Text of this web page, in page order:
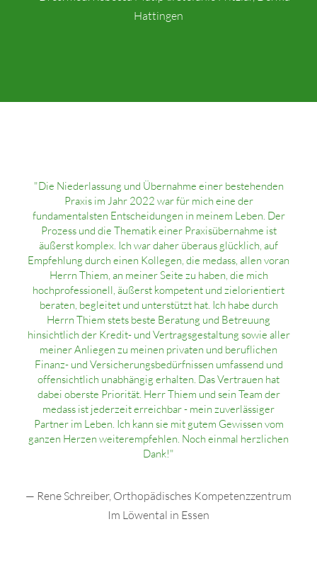
Hattingen
"Die Niederlassung und Übernahme einer bestehenden
Praxis im Jahr 2022 war für mich eine der
fundamentalsten Entscheidungen in meinem Leben. Der
Prozess und die Thematik einer Praxisübernahme ist
äußerst komplex. Ich war daher überaus glücklich, auf
Empfehlung durch einen Kollegen, die medass, allen voran
Herrn Thiem, an meiner Seite zu haben, die mich
hochprofessionell, äußerst kompetent und zielorientiert
beraten, begleitet und unterstützt hat. Ich habe durch
Herrn Thiem stets beste Beratung und Betreuung
hinsichtlich der Kredit- und Vertragsgestaltung sowie aller
meiner Anliegen zu meinen privaten und beruflichen
Finanz- und Versicherungsbedürfnissen umfassend und
offensichtlich unabhängig erhalten. Das Vertrauen hat
dabei oberste Priorität. Herr Thiem und sein Team der
medass ist jederzeit erreichbar - mein zuverlässiger
Partner im Leben. Ich kann sie mit gutem Gewissen vom
ganzen Herzen weiterempfehlen. Noch einmal herzlichen
Dank!"
— Rene Schreiber, Orthopädisches Kompetenzzentrum
Im Löwental in Essen